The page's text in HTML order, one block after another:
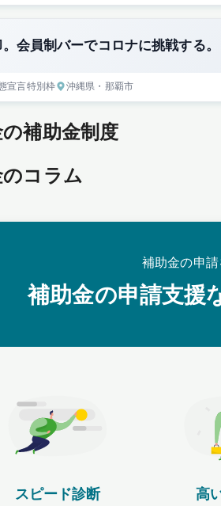
会員制バーでコロナに挑戦する。
宣言特別枠 沖縄県 ・那覇市
補助金制度
コラム
補助金の申
補助金の申請支援
スピード診断 高